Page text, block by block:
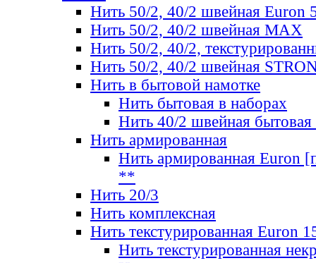
Нить 50/2, 40/2 швейная Euron
Нить 50/2, 40/2 швейная МАХ
Нить 50/2, 40/2,
Нить 50/2, 40/2 швейная
Нить в бытовой намотке
Нить бытовая в наборах
Нить 40/2 швейная бытовая
Нить армированная
Нить армированная Euron
**
Нить 20/3
Нить комплексная
Нить текстурированная Euron
Нить текстурированная